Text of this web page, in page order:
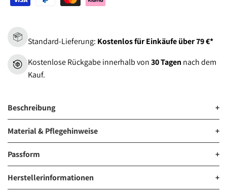
Standard-Lieferung: Kostenlos für Einkäufe über 79 €*
Kostenlose Rückgabe innerhalb von30 Tagennach dem
Kauf.
Beschreibung +
Material & Pflegehinweise +
Passform +
Herstellerinformationen +